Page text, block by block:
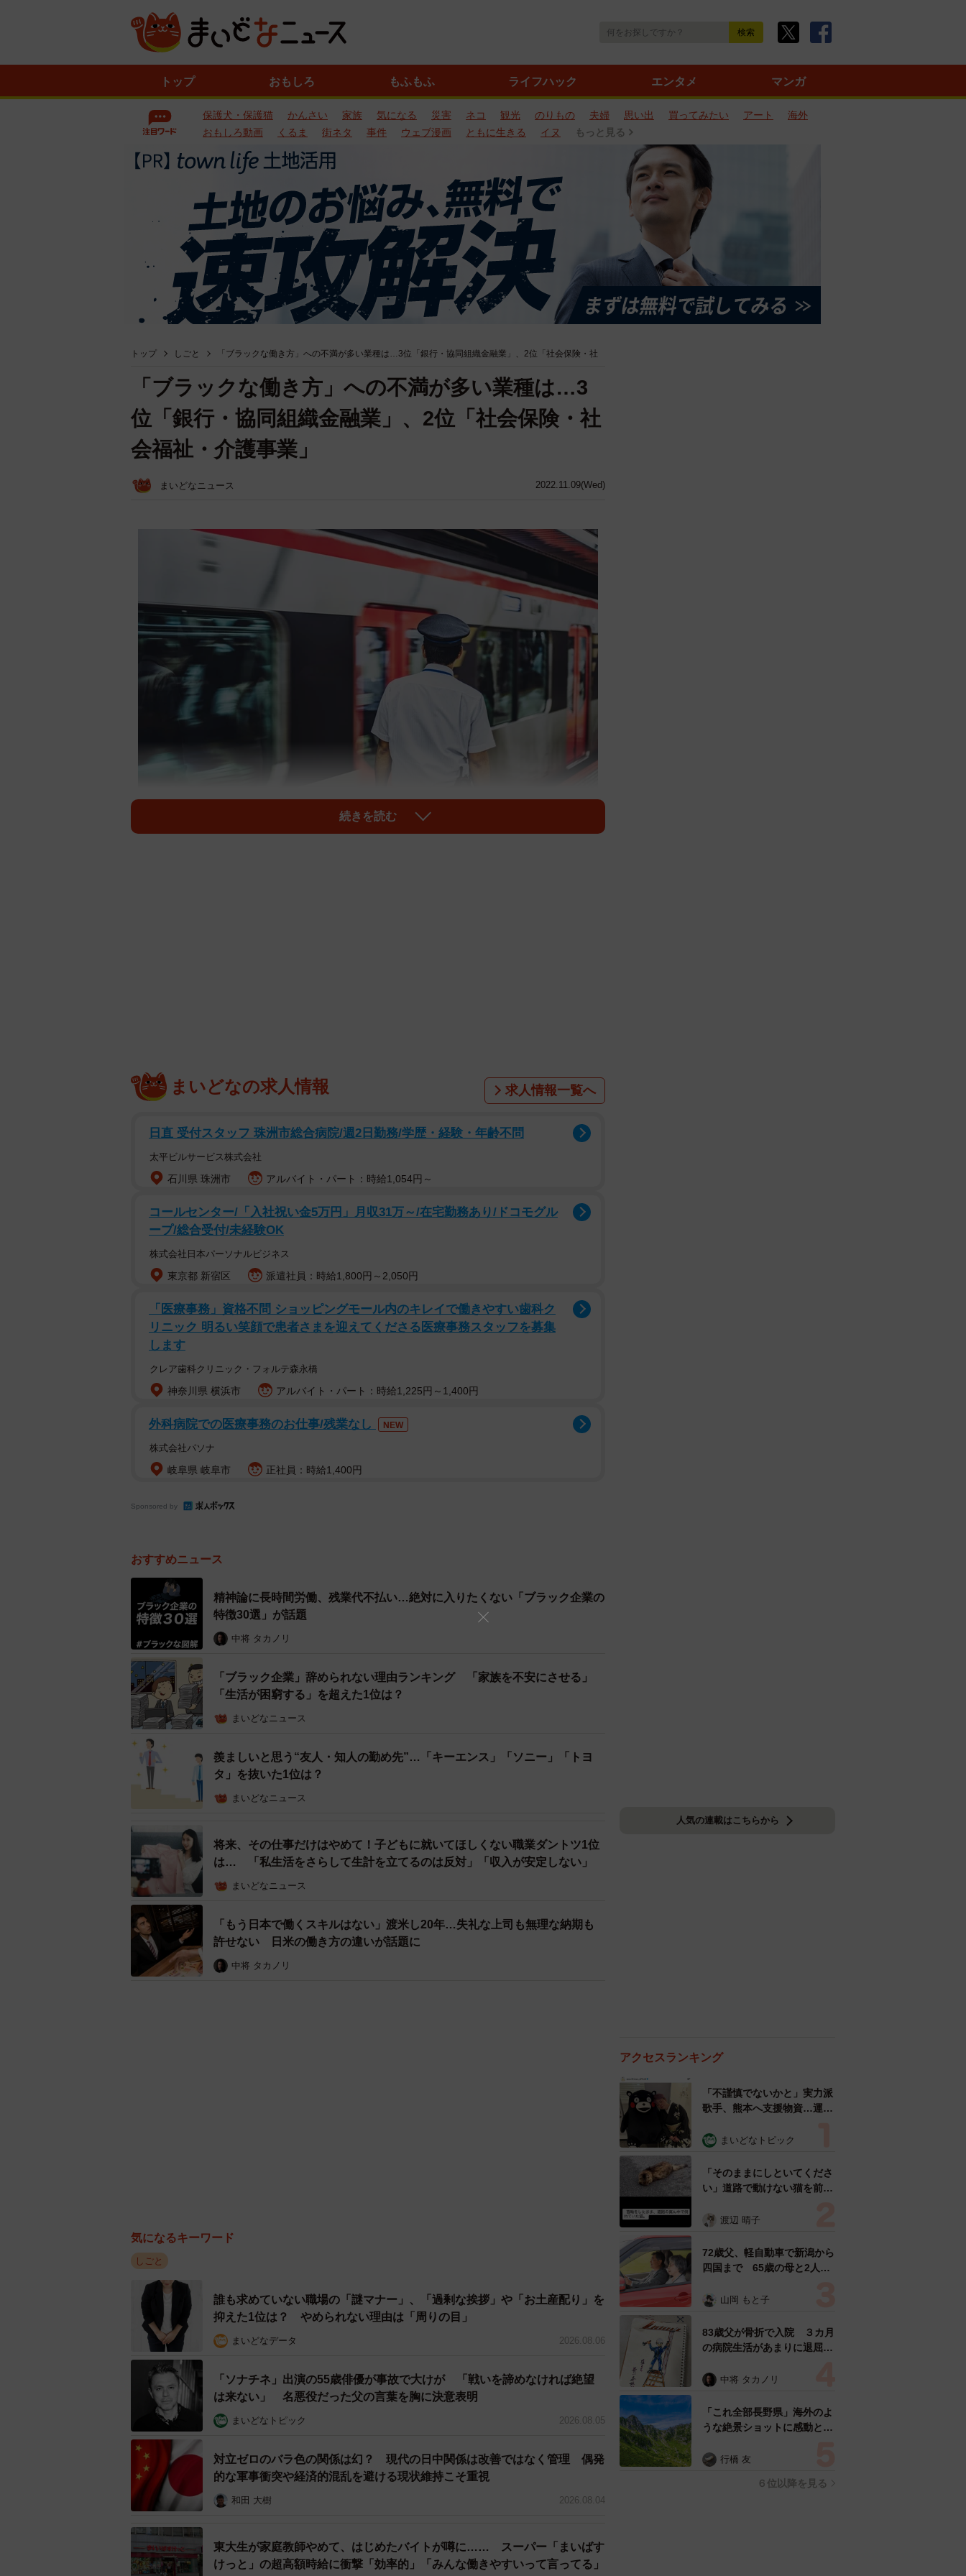
トップ おもしろ もふもふ ライフハック エンタメ マンガ
保護犬・保護猫 かんさい 家族 気になる 災害 ネコ 観光 のりもの 夫婦 思い出 買ってみたい アート
海外
おもしろ動画
くるま 街ネタ 事件 ウェブ漫画 ともに生きる イヌ もっと見る
トップ しごと 「ブラックな働き方」への不満が多い業種は…3位「銀行・協同組織金融業」、2位「社会保険・社
2022.11.09(Wed)
「ブラックな働き方」への不満が多い業種は…3
位「銀行・協同組織金融業」、2位「社会保険・社
会福祉・介護事業」
まいどなニュース
▽ネット上で働き方への不満投稿が多い業種ランキング
ネット上で働き方への不満投稿が多い業種ランキング（提供画像）
【1位：鉄道業（1社あたりの平均不満投稿数：1.82件）】
不満が多い業種ランキング1位の鉄道業 ※画像はイメージです（photoAC）
1位は主な事業を鉄道事業とする「鉄道業」でした。基本給の低さに対する不満投稿が多く
発生していました。特に「コロナ禍によって賞与が半減し年収が100万以上減少した」とい
う投稿も見受けられ、生活が苦しくなるレベルの収入になったことから転職を考える人がい
たそうです。
また、給与面の他に「拘束時間の長さによる体調不良」や「市場価値の高いスキル・知識を
身につけにくい社内風土への不満を理由に転職をした」という投稿も散見されたといいま
す。
不満が多い業種ランキング2位の 社会保険・社会福祉・介護事業 ※画像はイメージです（photoAC）
2位には保育園、福祉施設、介護事業などを主な事業とする「社会保険・社会福祉・介護事
業」がランクイン。主に離職率の高さによる慢性的な人手不足に対する不満投稿が多く発
生。人手不足によって休暇が取れない、残業が増える、その結果さらに離職に繋がるという
悪循環が発生しているように見受けられたそうです。
その他には、利用者に直接サービスを提供する現場に就く人と、運営・管理側との軋轢によ
る不満も多く投稿されていたといいます。
【3位：銀行・協同組織金融業（1社あたりの平均不満投稿数：1.21件）】
続きを読む
まいどなの求人情報 求人情報一覧へ
日直 受付スタッフ 珠洲市総合病院/週2日勤務/学歴・経験・年齢不問
太平ビルサービス株式会社
石川県 珠洲市 アルバイト・パート：時給1,054円～
コールセンター/「入社祝い金5万円」月収31万～/在宅勤務あり/ドコモグル
ープ/総合受付/未経験OK
株式会社日本パーソナルビジネス
東京都 新宿区 派遣社員：時給1,800円～2,050円
「医療事務」資格不問 ショッピングモール内のキレイで働きやすい歯科ク
リニック 明るい笑顔で患者さまを迎えてくださる医療事務スタッフを募集
します
クレア歯科クリニック・フォルテ森永橋
神奈川県 横浜市 アルバイト・パート：時給1,225円～1,400円
外科病院での医療事務のお仕事/残業なし NEW
株式会社パソナ
岐阜県 岐阜市 正社員：時給1,400円
Sponsored by
おすすめニュース
精神論に長時間労働、残業代不払い…絶対に入りたくない「ブラック企業の
特徴30選」が話題
中将 タカノリ
「ブラック企業」辞められない理由ランキング 「家族を不安にさせる」
「生活が困窮する」を超えた1位は？
まいどなニュース
羨ましいと思う“友人・知人の勤め先”…「キーエンス」「ソニー」「トヨ
タ」を抜いた1位は？
まいどなニュース
将来、その仕事だけはやめて！子どもに就いてほしくない職業ダントツ1位
は… 「私生活をさらして生計を立てるのは反対」「収入が安定しない」
まいどなニュース
「もう日本で働くスキルはない」渡米し20年…失礼な上司も無理な納期も
許せない 日米の働き方の違いが話題に
中将 タカノリ
気になるキーワード
しごと
誰も求めていない職場の「謎マナー」、「過剰な挨拶」や「お土産配り」を
抑えた1位は？ やめられない理由は「周りの目」
まいどなデータ 2026.08.06
「ソナチネ」出演の55歳俳優が事故で大けが 「戦いを諦めなければ絶望
は来ない」 名悪役だった父の言葉を胸に決意表明
まいどなトピック 2026.08.05
対立ゼロのバラ色の関係は幻？ 現代の日中関係は改善ではなく管理 偶発
的な軍事衝突や経済的混乱を避ける現状維持こそ重視
和田 大樹 2026.08.04
東大生が家庭教師やめて、はじめたバイトが噂に…… スーパー「まいばす
けっと」の超高額時給に衝撃「効率的」「みんな働きやすいって言ってる」
人気の連載はこちらから
アクセスランキング
「不謹慎でないかと」実力派
歌手、熊本へ支援物資…運搬
めらい 「痛いほど伝わる」
まいどなトピック
「そのままにしといてくださ
い」道路で動けない猫を前に
ようとした4日間 「命の重
表の訴え
渡辺 晴子
72歳父、軽自動車で新潟から
四国まで 65歳の母と2人で
憩まで分刻み… 「大学生で
山岡 もと子
83歳父が骨折で入院 ３カ月
の病院生活があまりに退屈で
い！」→スケッチブックを見
すよ…」
中将 タカノリ
「これ全部長野県」海外のよ
うな絶景ショットに感動と反
ったんだって気づいた」
行橋 友
６位以降を見る